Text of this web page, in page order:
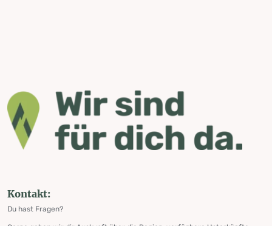
Kontakt:
Du hast Fragen?